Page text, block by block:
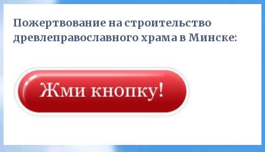
Пожертвование на строительство
древлеправославного храма в Минске: